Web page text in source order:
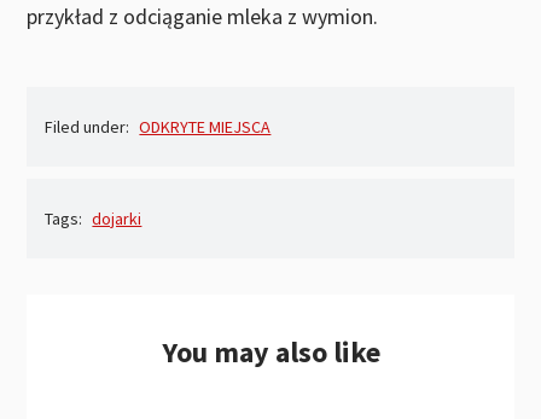
przykład z odciąganie mleka z wymion.
Filed under: ODKRYTE MIEJSCA
Tags: dojarki
You may also like